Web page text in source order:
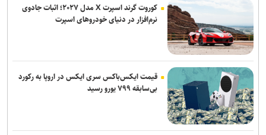
کوروت گرند اسپرت X مدل ۲۰۲۷؛ اثبات جادوی
نرم‌افزار در دنیای خودروهای اسپرت
قیمت ایکس‌باکس سری ایکس در اروپا به رکورد
بی‌سابقه ۷۹۹ یورو رسید